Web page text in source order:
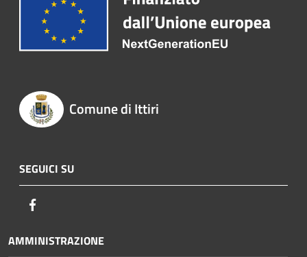
Comune di Ittiri
SEGUICI SU
AMMINISTRAZIONE